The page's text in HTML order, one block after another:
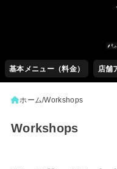
基本メニュー（料金） 店舗
ホーム Workshops
Workshops